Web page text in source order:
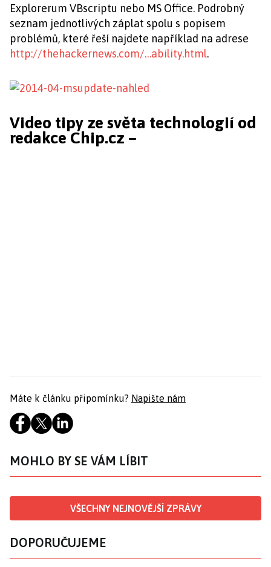
Explorerum VBscriptu nebo MS Office. Podrobný
seznam jednotlivých záplat spolu s popisem
problémů, které řeší najdete například na adrese
http://thehackernews.com/…ability.html.
Video tipy ze světa technologií od
redakce Chip.cz –
Máte k článku připomínku? Napište nám
MOHLO BY SE VÁM LÍBIT
VŠECHNY NEJNOVĚJŠÍ ZPRÁVY
DOPORUČUJEME